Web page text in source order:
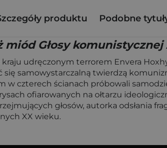
produktu Podobne
miód Głosy
kraju udręczonym terrorem Envera
się samowystarczalną twierdzą
w czterech ścianach próbowali
ofiarowanych na ołtarzu
głosów, autorka odsłania
XX wieku.